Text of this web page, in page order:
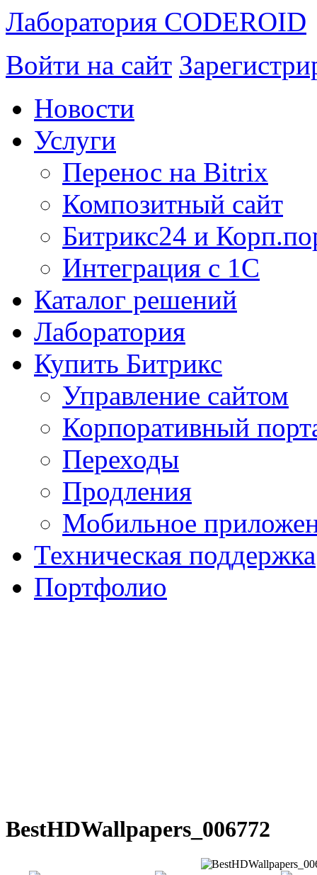
Лаборатория CODEROID
Войти на сайт
Новости
Услуги
Перенос на Bitrix
Композитный сайт
Битрикс24 и
Интеграция с 1С
Каталог решений
Лаборатория
Купить Битрикс
Управление сайтом
Корпоративный
Переходы
Продления
Мобильное
Техническая поддержка
Портфолио
BestHDWallpapers_006772